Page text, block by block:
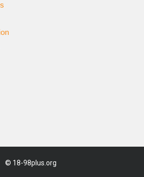
© 18-98plus.org